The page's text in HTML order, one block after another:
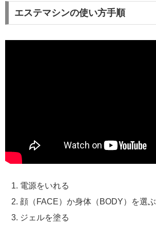
エステマシンの使い方手順
電源をいれる
顔（FACE）か身体（BODY）を選ぶ
ジェルを塗る